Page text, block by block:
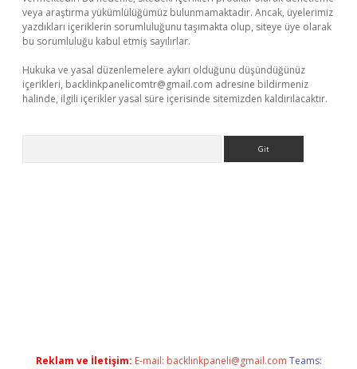
veya araştırma yükümlülüğümüz bulunmamaktadır. Ancak, üyelerimiz
yazdıkları içeriklerin sorumluluğunu taşımakta olup, siteye üye olarak
bu sorumluluğu kabul etmiş sayılırlar.
Hukuka ve yasal düzenlemelere aykırı olduğunu düşündüğünüz
içerikleri, backlinkpanelicomtr@gmail.com adresine bildirmeniz
halinde, ilgili içerikler yasal süre içerisinde sitemizden kaldırılacaktır.
Reklam ve İletişim: E-mail: backlinkpaneli@gmail.com Teams: